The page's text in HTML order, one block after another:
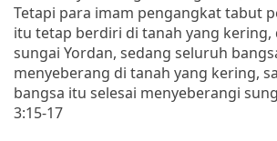
Tetapi para imam pengangkat tabut
itu tetap berdiri di tanah yang kering,
sungai Yordan, sedang seluruh
menyeberang di tanah yang kering,
bangsa itu selesai menyeberangi
3:15-17